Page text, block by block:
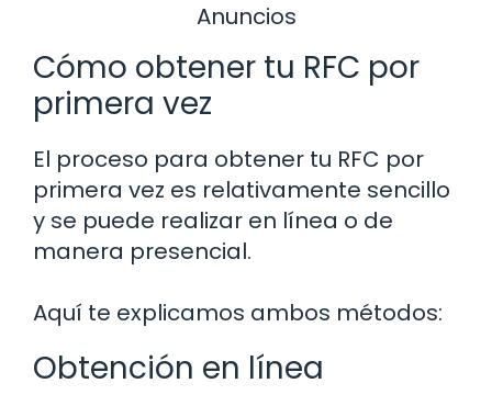
Anuncios
Cómo obtener tu RFC por
primera vez
El proceso para obtener tu RFC por
primera vez es relativamente sencillo
y se puede realizar en línea o de
manera presencial.
Aquí te explicamos ambos métodos:
Obtención en línea